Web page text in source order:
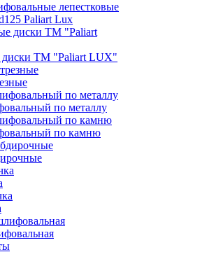
лепестковые
Paliart Lux
диски ТМ "Paliart LUX"
по металлу
по камню